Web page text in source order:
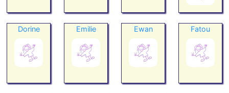
Dorine Emilie Ewan Fatou